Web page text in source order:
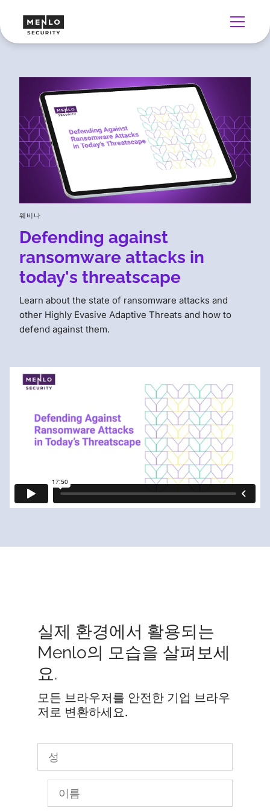
웨비나
Defending against
ransomware attacks in
today's threatscape
Learn about the state of ransomware attacks and
other Highly Evasive Adaptive Threats and how to
defend against them.
실제 환경에서 활용되는
Menlo의 모습을 살펴보세
요.
모든 브라우저를 안전한 기업 브라우
저로 변환하세요.